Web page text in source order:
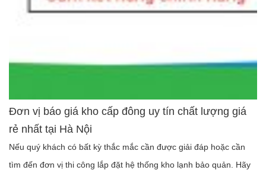
Đơn vị báo giá kho cấp đông uy tín chất lượng giá
rẻ nhất tại Hà Nội
Nếu quý khách có bất kỳ thắc mắc cần được giải đáp hoặc cần
tìm đến đơn vị thi công lắp đặt hệ thống kho lạnh bảo quản. Hãy